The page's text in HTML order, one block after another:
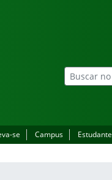
se Campus Estudante